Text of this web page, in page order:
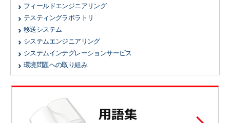
フィールドエンジニアリング
テスティングラボラトリ
移送システム
システムエンジニアリング
システムインテグレーションサービス
環境問題への取り組み